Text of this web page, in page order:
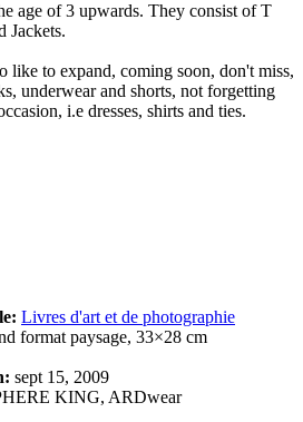
age of 3 upwards. They consist of T
Jackets.
like to expand, coming soon, don't miss,
underwear and shorts, not forgetting
i.e dresses, shirts and ties.
Livres d'art et de photographie
format paysage, 33×28 cm
sept 15, 2009
KING, ARDwear